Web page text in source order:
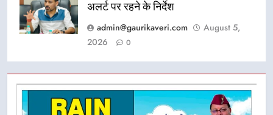
अलर्ट पर रहने के निर्देश
admin@gaurikaveri.com
August 5,
2026
0